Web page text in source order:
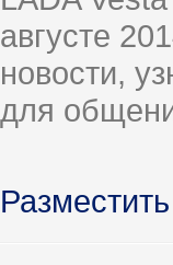
августе
новости,
для